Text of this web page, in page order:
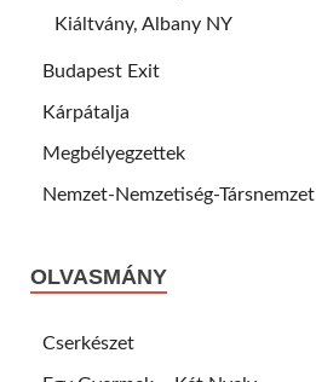
Kiáltvány, Albany NY
Budapest Exit
Kárpátalja
Megbélyegzettek
Nemzet-Nemzetiség-Társnemzet
OLVASMÁNY
Cserkészet